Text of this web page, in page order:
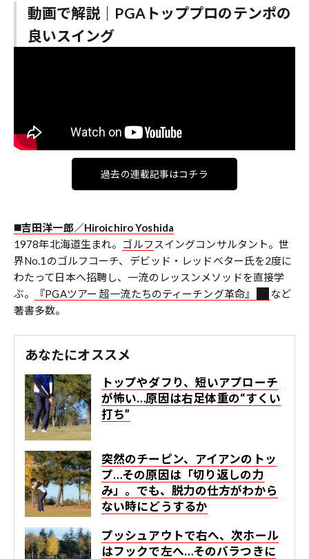
動画で解説｜PGAトッププロのテンポの
良いスイング
過去の連載記事はコチラ
◼️吉田洋一郎／Hiroichiro Yoshida
1978年北海道生まれ。 ゴルフ スイングコンサルタント。世
界No.1のゴルフコーチ、デビッド・レッドベター氏を2度に
わたって日本へ招聘し、一流のレッスンメソッドを直接学
ぶ。
『PGAツアー 超一流たちのティーチング革命』
など
著書多数。
あなたにオススメ
トップやダフり、短いアプローチ
が怖い…原因は右足体重の“すくい
打ち”
突然のチーピン、アイアンのトッ
プ…その原因は「切り返しの力
み」。でも、脱力の仕方がわから
ない時にどうするか
プッシュアウトで右へ、次ホール
はフックで左へ…そのバラつきに